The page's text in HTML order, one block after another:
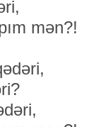
mən?!